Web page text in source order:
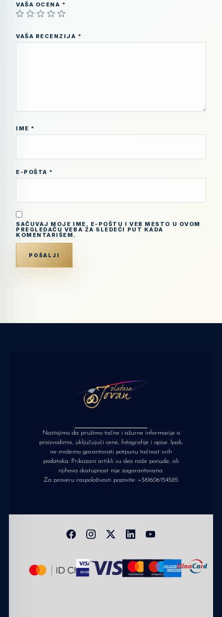
VAŠA OCENA *
VAŠA RECENZIJA *
IME *
E-POŠTA *
SAČUVAJ MOJE IME, E-POŠTU I VEB MESTO U OVOM
PREGLEDAČU VEBA ZA SLEDEĆI PUT KADA
KOMENTARIŠEM.
Nastojimo da pružimo tačne i ažurne informacije o
proizvodima, uključujući cene, fotografije i opise. Ipak,
ne možemo garantovati potpunu tačnost svih
podataka. Prikazani artikli su deo naše ponude, ali
njihova dostupnost nije zagarantovana.
Za proveru raspoloživosti pozovite: +381606154585